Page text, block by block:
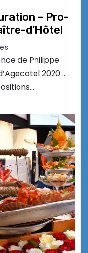
– Pro-
d’Hôtel
de Philippe
2020 …